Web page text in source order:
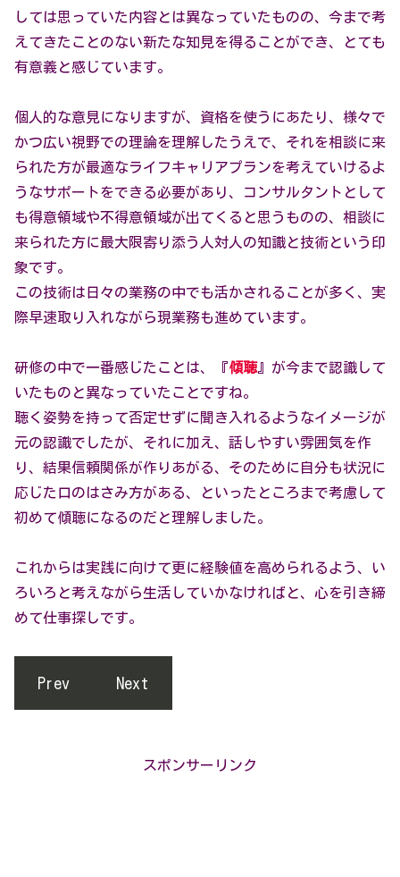
しては思っていた内容とは異なっていたものの、今まで考
えてきたことのない新たな知見を得ることができ、とても
有意義と感じています。
個人的な意見になりますが、資格を使うにあたり、様々で
かつ広い視野での理論を理解したうえで、それを相談に来
られた方が最適なライフキャリアプランを考えていけるよ
うなサポートをできる必要があり、コンサルタントとして
も得意領域や不得意領域が出てくると思うものの、相談に
来られた方に最大限寄り添う人対人の知識と技術という印
象です。
この技術は日々の業務の中でも活かされることが多く、実
際早速取り入れながら現業務も進めています。
研修の中で一番感じたことは、『傾聴』が今まで認識して
いたものと異なっていたことですね。
聴く姿勢を持って否定せずに聞き入れるようなイメージが
元の認識でしたが、それに加え、話しやすい雰囲気を作
り、結果信頼関係が作りあがる、そのために自分も状況に
応じた口のはさみ方がある、といったところまで考慮して
初めて傾聴になるのだと理解しました。
これからは実践に向けて更に経験値を高められるよう、い
ろいろと考えながら生活していかなければと、心を引き締
めて仕事探しです。
Prev Next
スポンサーリンク